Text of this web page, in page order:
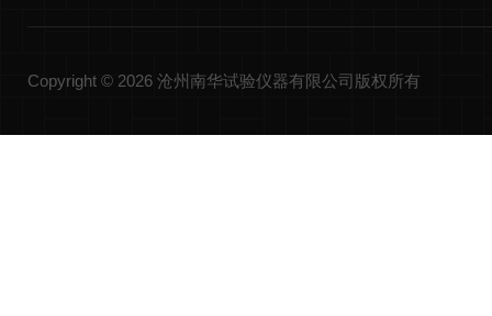
Copyright © 2026 沧州南华试验仪器有限公司版权所有